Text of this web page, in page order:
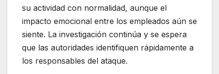
su actividad con normalidad, aunque el
impacto emocional entre los empleados aún se
siente. La investigación continúa y se espera
que las autoridades identifiquen rápidamente a
los responsables del ataque.